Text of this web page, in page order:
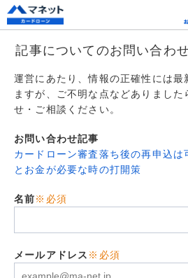
記事についてのお問い合わ
運営にあたり、情報の正確性には最
ますが、ご不明な点などありました
せ・ご相談ください。
お問い合わせ記事
カードローン審査落ち後の再申込は
とお金が必要な時の打開策
名前※必須
メールアドレス ※必須